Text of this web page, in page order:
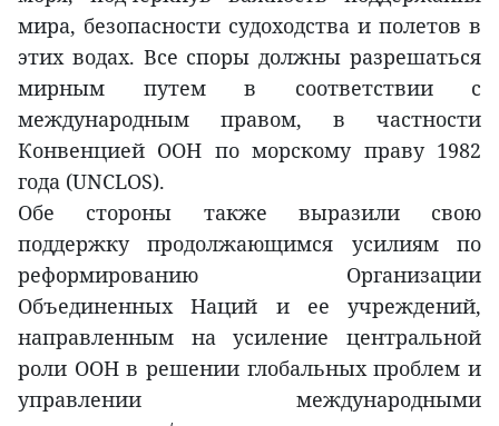
мира, безопасности судоходства и полетов в
этих водах. Все споры должны разрешаться
мирным путем в соответствии с
международным правом, в частности
Конвенцией ООН по морскому праву 1982
года (UNCLOS).
Обе стороны также выразили свою
поддержку продолжающимся усилиям по
реформированию Организации
Объединенных Наций и ее учреждений,
направленным на усиление центральной
роли ООН в решении глобальных проблем и
управлении международными